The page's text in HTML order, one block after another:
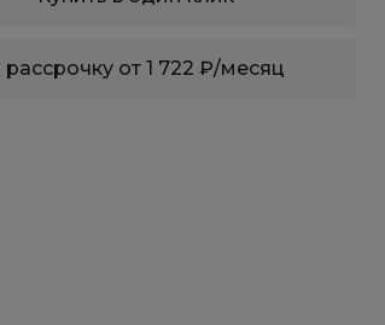
рассрочку от 1 722 ₽/месяц